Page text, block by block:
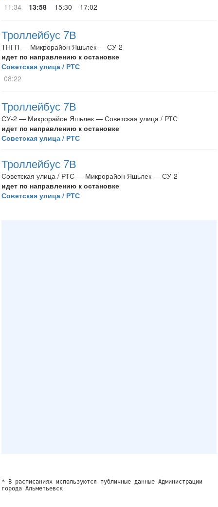
11:34
13:58 15:30 17:02
Троллейбус 7В
ТНГП — Микрорайон Яшьлек — СУ-2
идет по направлению к остановке
Советская улица / РТС
08:22
Троллейбус 7В
СУ-2 — Микрорайон Яшьлек — Советская улица / РТС
идет по направлению к остановке
Советская улица / РТС
Троллейбус 7В
Советская улица / РТС — Микрорайон Яшьлек — СУ-2
идет по направлению к остановке
Советская улица / РТС
* В расписаниях используются публичные данные Администрации
города Альметьевск